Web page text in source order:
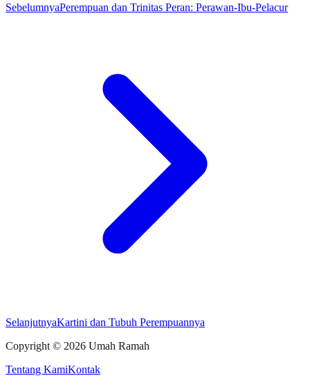
SebelumnyaPerempuan dan Trinitas Peran: Perawan-Ibu-Pelacur
SelanjutnyaKartini dan Tubuh Perempuannya
Copyright © 2026 Umah Ramah
Tentang KamiKontak